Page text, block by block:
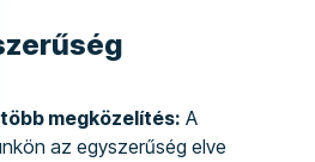
megközelítés: A
az egyszerűség elve